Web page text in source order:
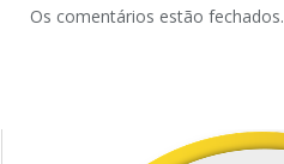
Os comentários estão fechados.